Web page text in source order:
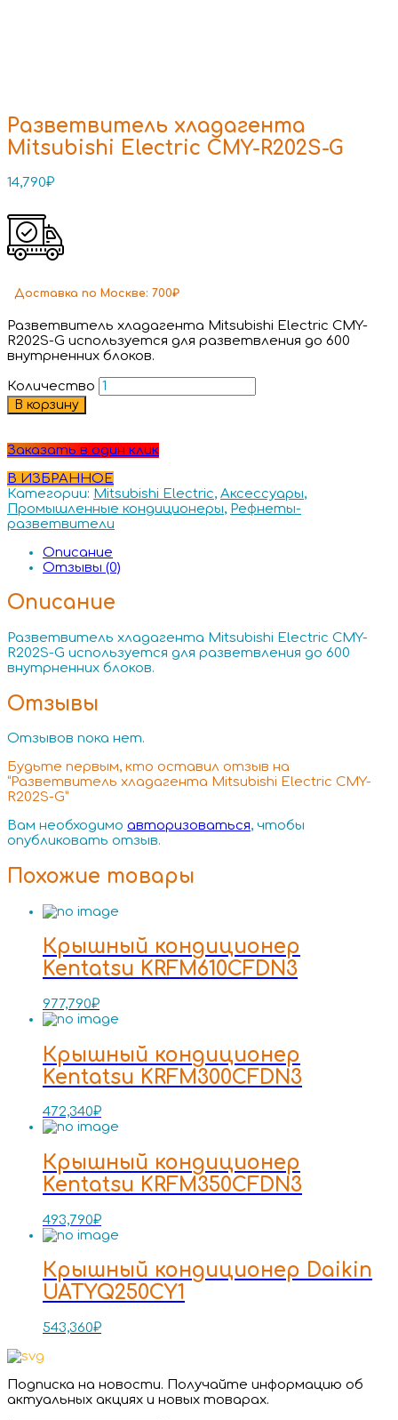
Разветвитель хладагента
Mitsubishi Electric CMY-R202S-G
14,790₽
Доставка по Москве: 700₽
Разветвитель хладагента Mitsubishi Electric CMY-
R202S-G используется для разветвления до 600
внутрненних блоков.
Количество
В корзину
Заказать в один клик
В ИЗБРАННОЕ
Категории: Mitsubishi Electric, Аксессуары,
Промышленные кондиционеры, Рефнеты-
разветвители
Описание
Отзывы (0)
Описание
Разветвитель хладагента Mitsubishi Electric CMY-
R202S-G используется для разветвления до 600
внутрненних блоков.
Отзывы
Отзывов пока нет.
Будьте первым, кто оставил отзыв на
“Разветвитель хладагента Mitsubishi Electric CMY-
R202S-G”
Вам необходимо авторизоваться, чтобы
опубликовать отзыв.
Похожие товары
Крышный кондиционер
Kentatsu KRFM610CFDN3
977,790₽
Крышный кондиционер
Kentatsu KRFM300CFDN3
472,340₽
Крышный кондиционер
Kentatsu KRFM350CFDN3
493,790₽
Крышный кондиционер Daikin
UATYQ250CY1
543,360₽
Подписка на новости. Получайте информацию об
актуальных акциях и новых товарах.